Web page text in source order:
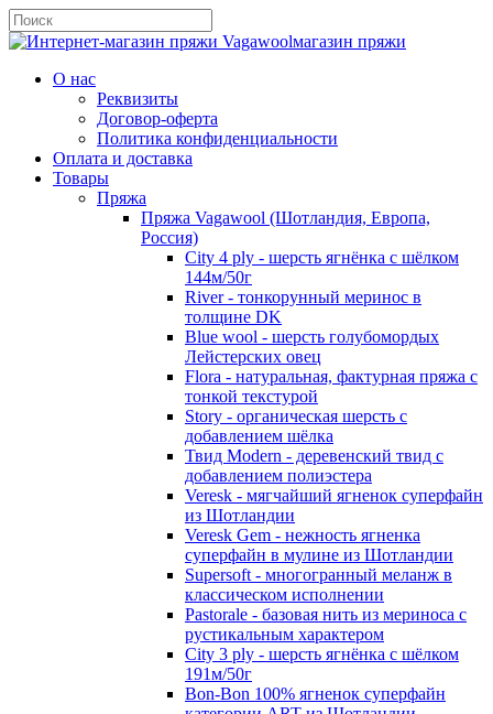
магазин пряжи
О нас
Реквизиты
Договор-оферта
Политика конфиденциальности
Оплата и доставка
Товары
Пряжа
Пряжа Vagawool (Шотландия, Европа,
Россия)
City 4 ply - шерсть ягнёнка с шёлком
144м/50г
River - тонкорунный меринос в
толщине DK
Blue wool - шерсть голубомордых
Лейстерских овец
Flora - натуральная, фактурная пряжа с
тонкой текстурой
Story - органическая шерсть с
добавлением шёлка
Твид Modern - деревенский твид с
добавлением полиэстера
Veresk - мягчайший ягненок суперфайн
из Шотландии
Veresk Gem - нежность ягненка
суперфайн в мулине из Шотландии
Supersoft - многогранный меланж в
классическом исполнении
Pastorale - базовая нить из мериноса с
рустикальным характером
City 3 ply - шерсть ягнёнка с шёлком
191м/50г
Bon-Bon 100% ягненок суперфайн